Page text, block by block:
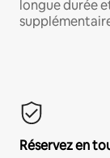
longue durée
Réservez en